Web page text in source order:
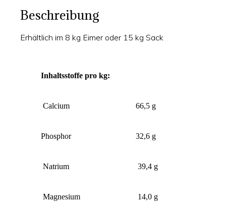
Beschreibung
Erhältlich im 8 kg Eimer oder 15 kg Sack
Inhaltsstoffe pro kg:
Calcium 66,5 g
Phosphor 32,6 g
Natrium 39,4 g
Magnesium 14,0 g